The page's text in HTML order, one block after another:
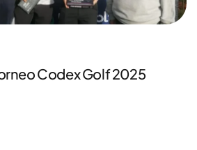
Codex Golf 2025